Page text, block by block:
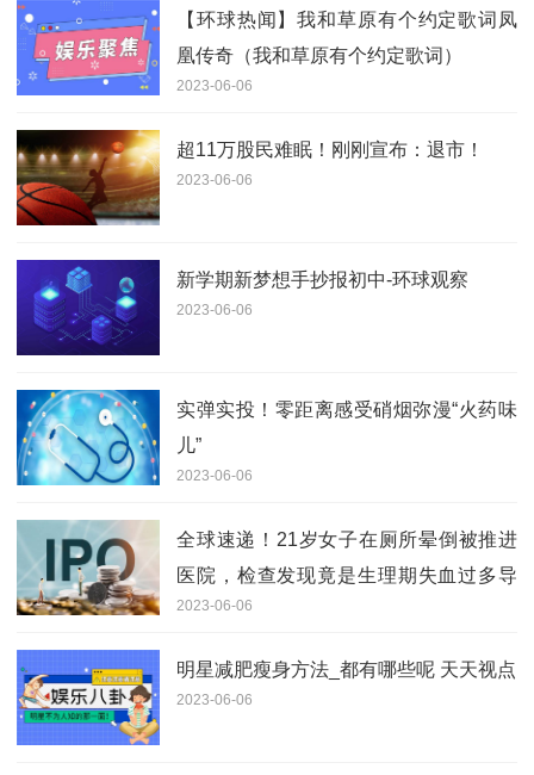
【环球热闻】我和草原有个约定歌词凤
凰传奇（我和草原有个约定歌词）
2023-06-06
超11万股民难眠！刚刚宣布：退市！
2023-06-06
新学期新梦想手抄报初中-环球观察
2023-06-06
实弹实投！零距离感受硝烟弥漫“火药味
儿”
2023-06-06
全球速递！21岁女子在厕所晕倒被推进
医院，检查发现竟是生理期失血过多导
致
2023-06-06
明星减肥瘦身方法_都有哪些呢 天天视点
2023-06-06